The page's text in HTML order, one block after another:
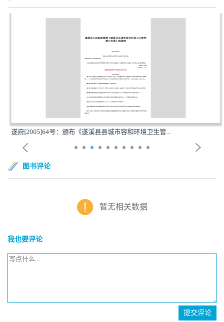
遂府[2005]64号：颁布《遂溪县县城市容和环境卫生管...
图书评论
暂无相关数据
我也要评论
提交评论